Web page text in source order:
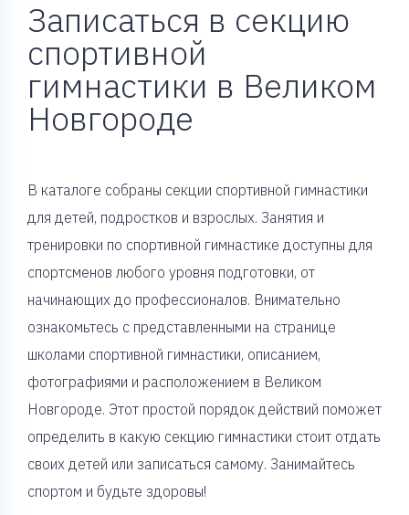
Записаться в секцию
спортивной
гимнастики в Великом
Новгороде
В каталоге собраны секции спортивной гимнастики
для детей, подростков и взрослых. Занятия и
тренировки по спортивной гимнастике доступны для
спортсменов любого уровня подготовки, от
начинающих до профессионалов. Внимательно
ознакомьтесь с представленными на странице
школами спортивной гимнастики, описанием,
фотографиями и расположением в Великом
Новгороде. Этот простой порядок действий поможет
определить в какую секцию гимнастики стоит отдать
своих детей или записаться самому. Занимайтесь
спортом и будьте здоровы!